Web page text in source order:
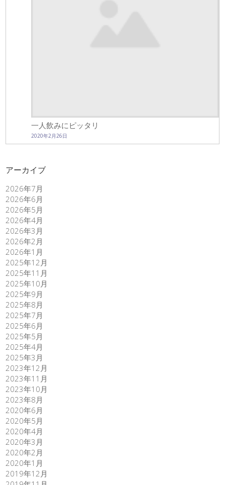
一人飲みにピッタリ
2020年2月26日
アーカイブ
2026年7月
2026年6月
2026年5月
2026年4月
2026年3月
2026年2月
2026年1月
2025年12月
2025年11月
2025年10月
2025年9月
2025年8月
2025年7月
2025年6月
2025年5月
2025年4月
2025年3月
2023年12月
2023年11月
2023年10月
2023年8月
2020年6月
2020年5月
2020年4月
2020年3月
2020年2月
2020年1月
2019年12月